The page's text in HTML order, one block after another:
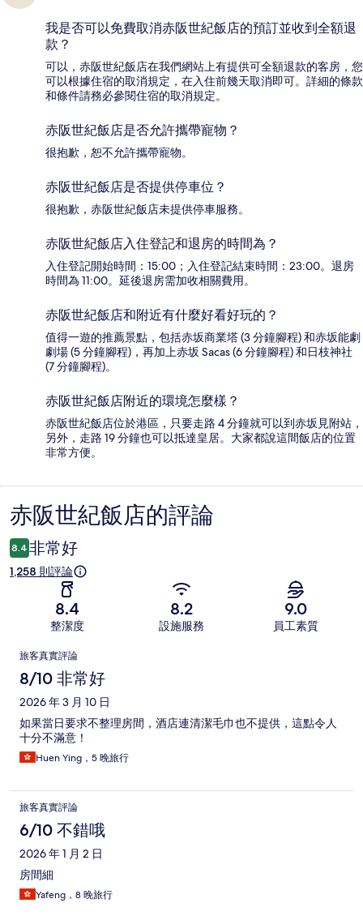
我是否可以免費取消赤阪世紀飯店的預訂並收到全額退
款？
可以，赤阪世紀飯店在我們網站上有提供可全額退款的客房，您
可以根據住宿的取消規定，在入住前幾天取消即可。詳細的條款
和條件請務必參閱住宿的取消規定。
赤阪世紀飯店是否允許攜帶寵物？
很抱歉，恕不允許攜帶寵物。
赤阪世紀飯店是否提供停車位？
很抱歉，赤阪世紀飯店未提供停車服務。
赤阪世紀飯店入住登記和退房的時間為？
入住登記開始時間：15:00；入住登記結束時間：23:00。退房
時間為 11:00。延後退房需加收相關費用。
赤阪世紀飯店和附近有什麼好看好玩的？
值得一遊的推薦景點，包括赤坂商業塔 (3 分鐘腳程) 和赤坂能劇
劇場 (5 分鐘腳程)，再加上赤坂 Sacas (6 分鐘腳程) 和日枝神社
(7 分鐘腳程)。
赤阪世紀飯店附近的環境怎麼樣？
赤阪世紀飯店位於港區，只要走路 4 分鐘就可以到赤坂見附站，
另外，走路 19 分鐘也可以抵達皇居。大家都說這間飯店的位置
非常方便。
評
論
赤阪世紀飯店的評論
8.4 非常好
1,258 則評論
8.4
整潔度
8.2
設施服務
9.0
員工素質
評
論
旅客真實評論
8/10 非常好
2026 年 3 月 10 日
如果當日要求不整理房間，酒店連清潔毛巾也不提供，這點令人
十分不滿意！
Huen Ying，5 晚旅行
旅客真實評論
6/10 不錯哦
2026 年 1 月 2 日
房間細
Yafeng，8 晚旅行